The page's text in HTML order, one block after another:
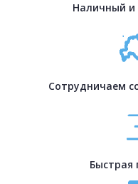
Наличный и
Сотрудничаем
Быстрая